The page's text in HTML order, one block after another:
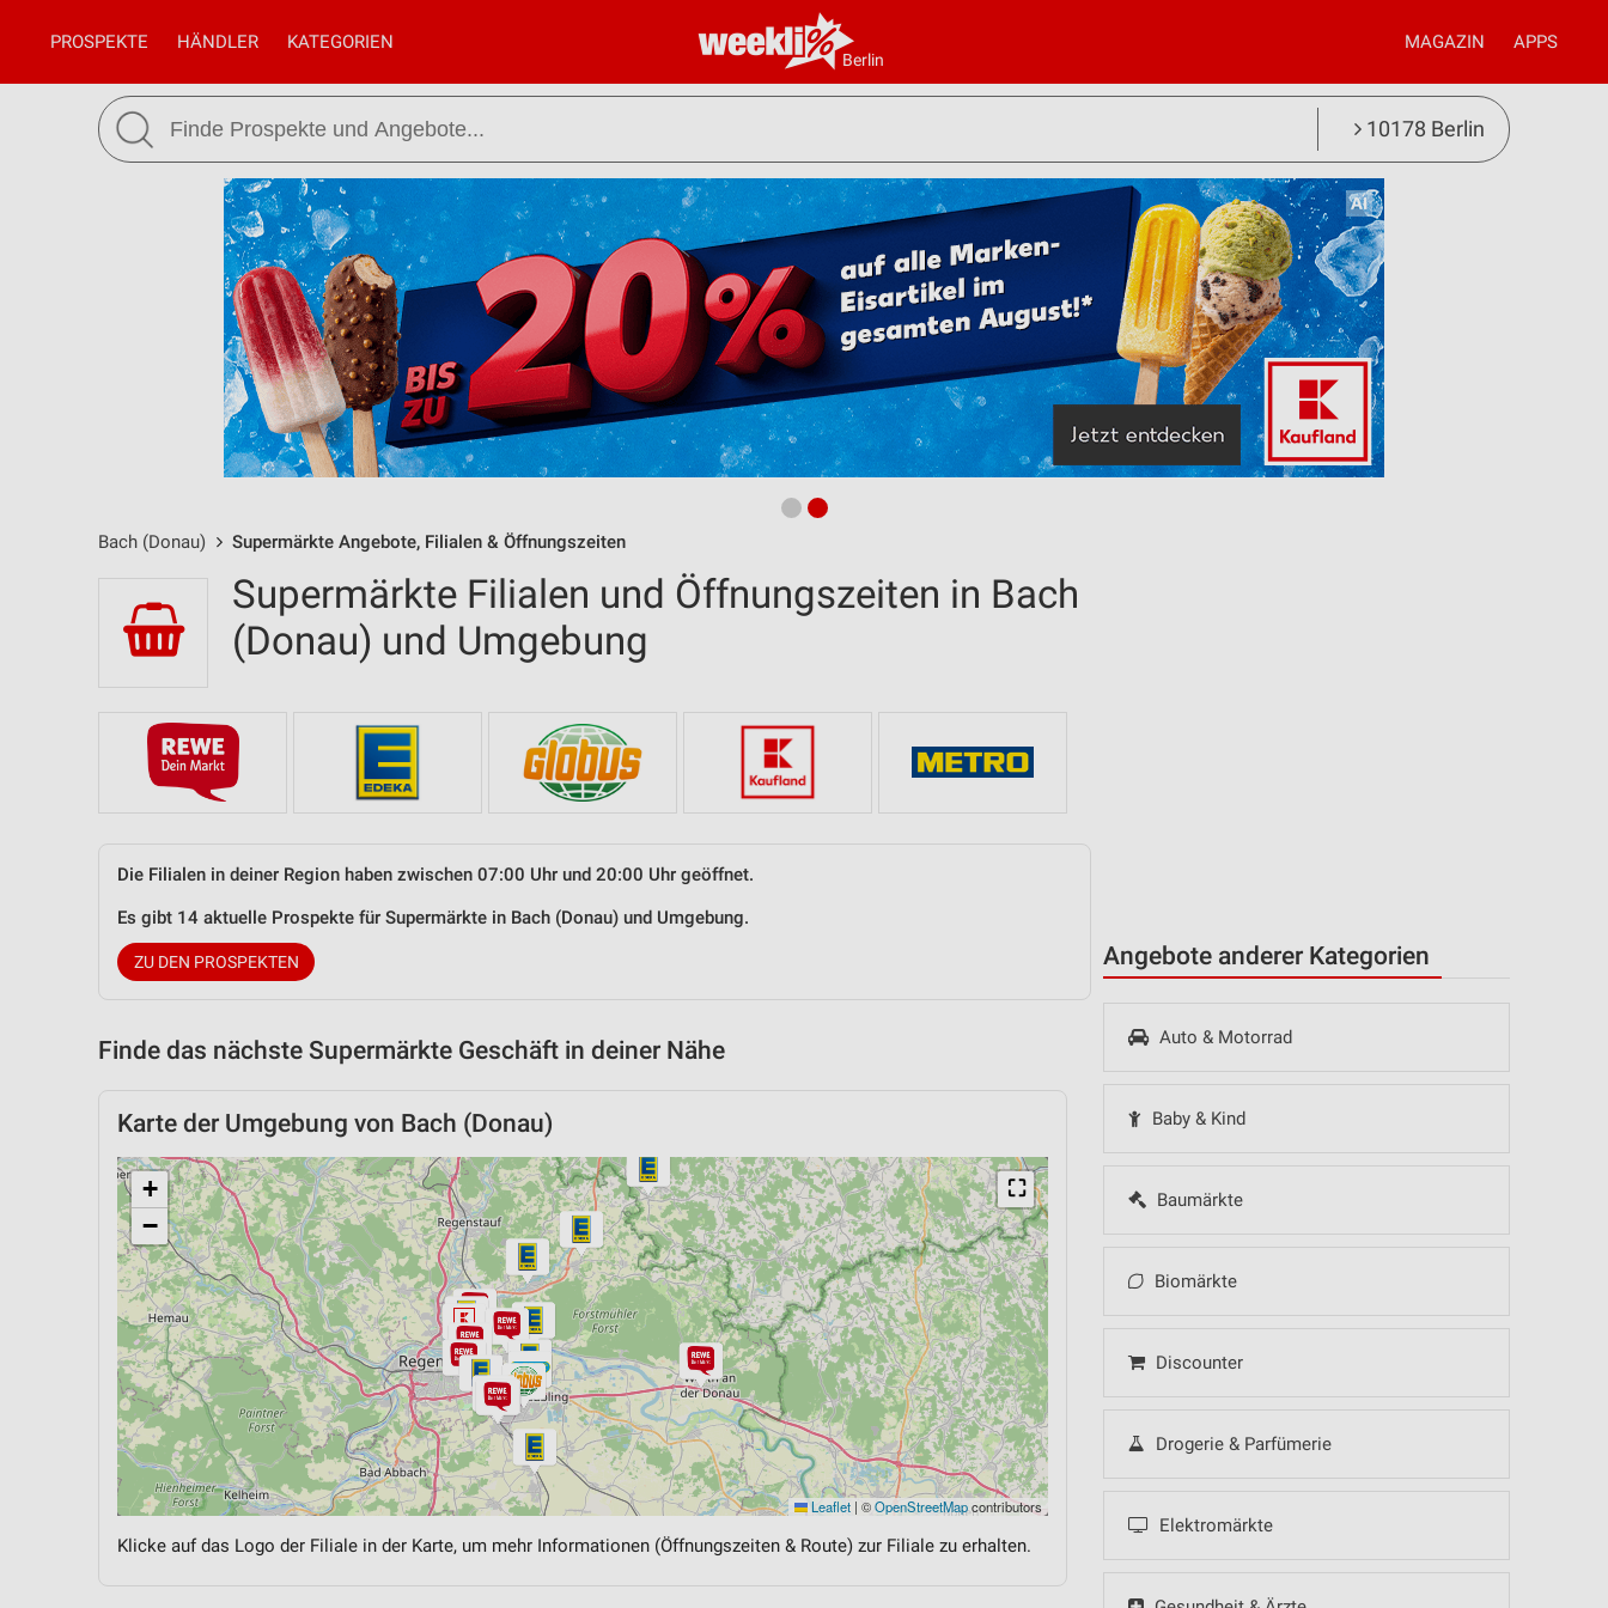
Berlin
PROSPEKTE HÄNDLER KATEGORIEN MAGAZIN APPS
10178 Berlin
Bach (Donau) Supermärkte Angebote, Filialen & Öffnungszeiten
Angebote anderer Kategorien
Auto & Motorrad
Baby & Kind
Baumärkte
Biomärkte
Discounter
Drogerie & Parfümerie
Elektromärkte
Supermärkte Filialen und Öffnungszeiten in Bach
(Donau) und Umgebung
Die Filialen in deiner Region haben zwischen 07:00 Uhr und 20:00 Uhr geöffnet.
Es gibt 14 aktuelle Prospekte für Supermärkte in Bach (Donau) und Umgebung.
ZU DEN PROSPEKTEN
Finde das nächste Supermärkte Geschäft in deiner Nähe
Karte der Umgebung von Bach (Donau)
⛶
+
−
Leaflet | ©OpenStreetMapcontributors
Klicke auf das Logo der Filiale in der Karte, um mehr Informationen (Öffnungszeiten & Route) zur Filiale zu erhalten.